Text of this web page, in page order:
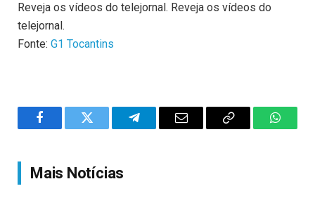
Reveja os vídeos do telejornal. Reveja os vídeos do
telejornal.
Fonte: G1 Tocantins
FacebookTwitter TelegramEmail
Copy
Mais Notícias